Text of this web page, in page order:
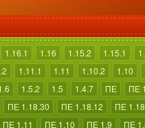
1.16.1 1.16 1.15.2 1.15.1
1.11.1 1.11 1.10.2 1.10
1.5.2 1.5 1.4.7 ПЕ ПЕ
ПЕ 1.18.30 ПЕ 1.18.12 ПЕ
ПЕ 1.11 ПЕ 1.10 ПЕ 1.9 ПЕ